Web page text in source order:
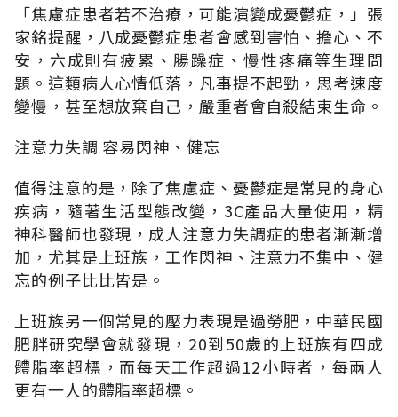
「焦慮症患者若不治療，可能演變成憂鬱症，」張
家銘提醒，八成憂鬱症患者會感到害怕、擔心、不
安，六成則有疲累、腸躁症、慢性疼痛等生理問
題。這類病人心情低落，凡事提不起勁，思考速度
變慢，甚至想放棄自己，嚴重者會自殺結束生命。
注意力失調 容易閃神、健忘
值得注意的是，除了焦慮症、憂鬱症是常見的身心
疾病，隨著生活型態改變，3C產品大量使用，精
神科醫師也發現，成人注意力失調症的患者漸漸增
加，尤其是上班族，工作閃神、注意力不集中、健
忘的例子比比皆是。
上班族另一個常見的壓力表現是過勞肥，中華民國
肥胖研究學會就發現，20到50歲的上班族有四成
體脂率超標，而每天工作超過12小時者，每兩人
更有一人的體脂率超標。